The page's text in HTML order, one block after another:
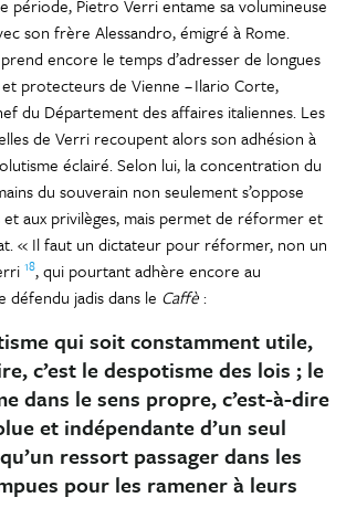
période, Pietro Verri entame sa volumineuse
son frère Alessandro, émigré à Rome.
encore le temps d’adresser de longues
et protecteurs de Vienne – Ilario Corte,
du Département des affaires italiennes. Les
de Verri recoupent alors son adhésion à
éclairé. Selon lui, la concentration du
du souverain non seulement s’oppose
et aux privilèges, mais permet de réformer et
« Il faut un dictateur pour réformer, non un
18, qui pourtant adhère encore au
défendu jadis dans le Caffè:
qui soit constamment utile,
c’est le despotisme des lois ; le
dans le sens propre, c’est-à-dire
et indépendante d’un seul
ressort passager dans les
pour les ramener à leurs